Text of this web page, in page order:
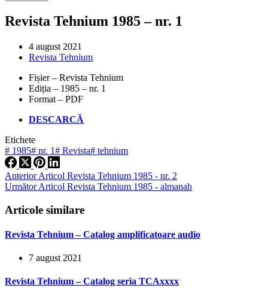
Revista Tehnium 1985 – nr. 1
4 august 2021
Revista Tehnium
Fișier – Revista Tehnium
Ediția – 1985 – nr. 1
Format – PDF
DESCARCĂ
Etichete
# 1985# nr. 1# Revista# tehnium
AnteriorArticol Revista Tehnium 1985 - nr. 2
UrmătorArticol Revista Tehnium 1985 - almanah
Articole similare
Revista Tehnium – Catalog amplificatoare audio
7 august 2021
Revista Tehnium – Catalog seria TCAxxxx